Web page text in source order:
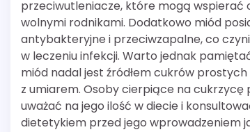
przeciwutleniacze, które mogą wspierać
wolnymi rodnikami. Dodatkowo miód
antybakteryjne i przeciwzapalne, co
w leczeniu infekcji. Warto jednak
miód nadal jest źródłem cukrów
z umiarem. Osoby cierpiące na cukrzycę
uważać na jego ilość w diecie i
dietetykiem przed jego wprowadzeniem